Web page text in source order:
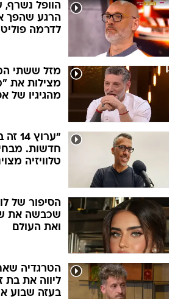
הוופל
הרגע שהפך
לדרמה
מזל ששתי
מצילות את
מהגיגיו של
חדשות.
טלוויזיה
הסיפור של
שכבשה את
ואת העולם
הטרגדיה
ליווה את בת
בעזה שבוע